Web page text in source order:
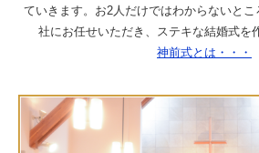
ていきます。お2人だけではわからないと
社にお任せいただき、ステキな結婚式を
神前式とは・・・